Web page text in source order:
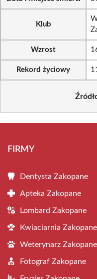
Klub
Wzrost
Rekord życiowy
FIRMY
Dentysta Zakopane
Apteka Zakopane
Lombard Zakopane
Kwiaciarnia Zakopane
Weterynarz Zakopane
Fotograf Zakopane